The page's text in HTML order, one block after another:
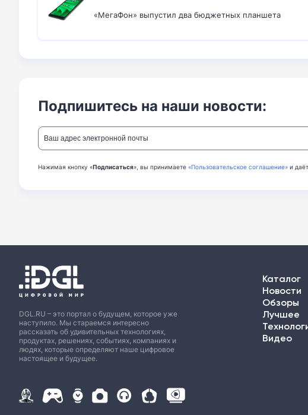
«МегаФон» выпустил два бюджетных планшета
Подпишитесь на наши новости:
Нажимая кнопку «Подписаться», вы принимаете «Пользовательское соглашение» и
DGL.RU – это портал о будущем, которое уже
наступило. Мы стараемся интересно
рассказать об удивительных технологиях,
продуктах, решениях, событиях, компаниях и
людях, которые определяют наше цифровое
настоящее и будущее.
Каталог
Новости
Обзоры
Лучшее
Видео